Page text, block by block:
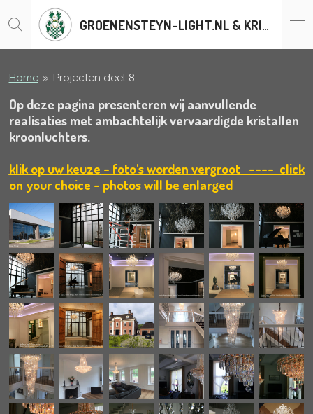
direct
hoofdinhoud
GROENENSTEYN-LIGHT.NL & KRISTALLENLUSTERS.BE
Home » Projecten deel 8
Op deze pagina presenteren wij aanvullende
realisaties met ambachtelijk vervaardigde kristallen
kroonluchters.
klik op uw keuze - foto's worden vergroot---- click
on your choice - photos will be enlarged